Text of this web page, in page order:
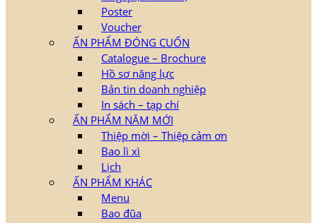
Poster
Voucher
ẤN PHẨM ĐÓNG CUỐN
Catalogue – Brochure
Hồ sơ năng lực
Bản tin doanh nghiệp
In sách – tạp chí
ẤN PHẨM NĂM MỚI
Thiệp mời – Thiệp cảm ơn
Bao lì xì
Lịch
ẤN PHẨM KHÁC
Menu
Bao đũa